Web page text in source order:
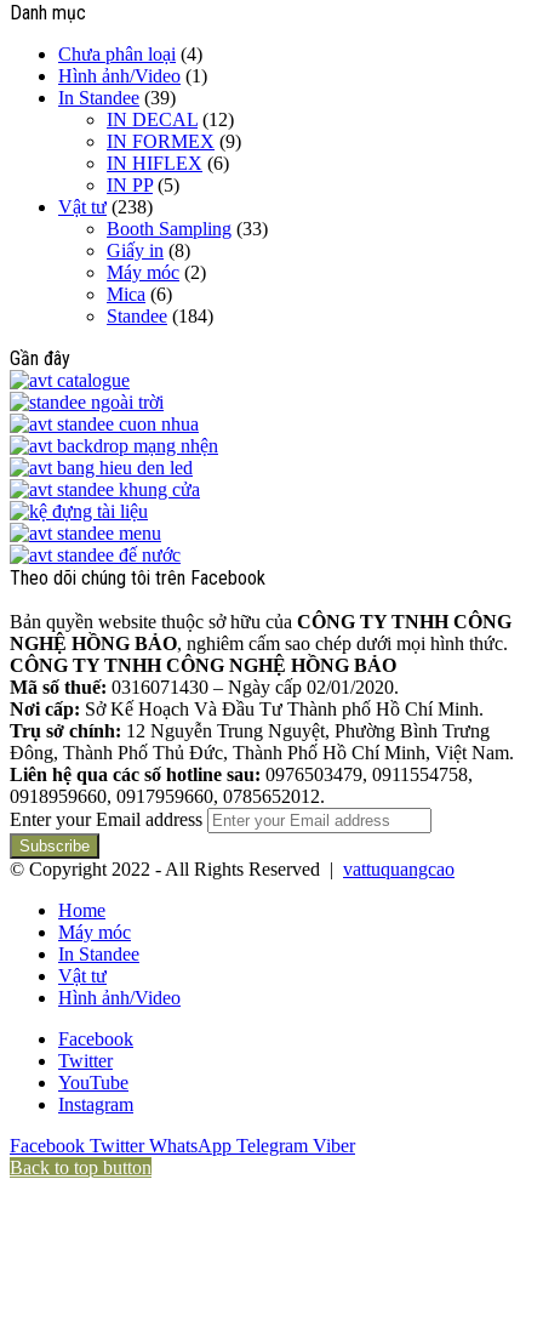
Danh mục
Chưa phân loại (4)
Hình ảnh/Video (1)
In Standee (39)
IN DECAL (12)
IN FORMEX (9)
IN HIFLEX (6)
IN PP(5)
Vật tư (238)
Booth Sampling (33)
Giấy in (8)
Máy móc (2)
Mica (6)
Standee (184)
Gần đây
Theo dõi chúng tôi trên Facebook
Bản quyền website thuộc sở hữu của CÔNG TY TNHH CÔNG
NGHỆ HỒNG BẢO, nghiêm cấm sao chép dưới mọi hình thức.
CÔNG TY TNHH CÔNG NGHỆ HỒNG BẢO
Mã số thuế: 0316071430 – Ngày cấp 02/01/2020.
Nơi cấp: Sở Kế Hoạch Và Đầu Tư Thành phố Hồ Chí Minh.
Trụ sở chính: 12 Nguyễn Trung Nguyệt, Phường Bình Trưng
Đông, Thành Phố Thủ Đức, Thành Phố Hồ Chí Minh, Việt Nam.
Liên hệ qua các số hotline sau: 0976503479, 0911554758,
0918959660, 0917959660, 0785652012.
Enter your Email address
© Copyright 2022 - All Rights Reserved | vattuquangcao
Home
Máy móc
In Standee
Vật tư
Hình ảnh/Video
Facebook
Twitter
YouTube
Instagram
Facebook Twitter WhatsApp Telegram Viber
Back to top button